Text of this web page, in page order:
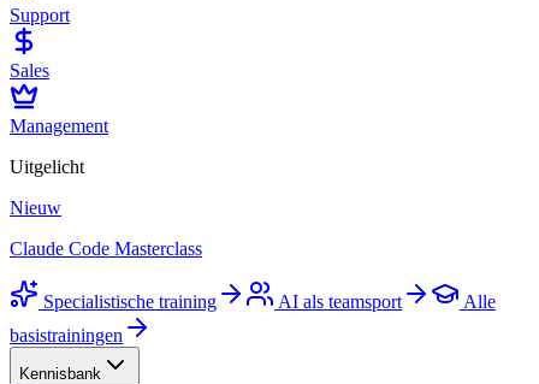
Support
Sales
Management
Uitgelicht
Nieuw
Claude Code Masterclass
Specialistische training AI als teamsport
Alle
basistrainingen
Kennisbank